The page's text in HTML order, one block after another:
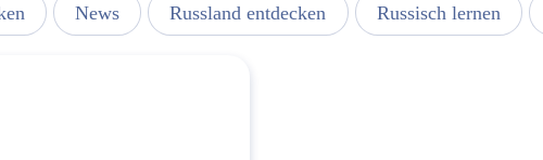
News Russland entdecken Russisch lernen